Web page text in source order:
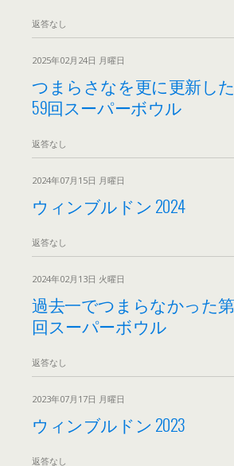
返答なし
2025年02月24日 月曜日
つまらさなを更に更新し
59回スーパーボウル
返答なし
2024年07月15日 月曜日
ウィンブルドン 2024
返答なし
2024年02月13日 火曜日
過去一でつまらなかった
回スーパーボウル
返答なし
2023年07月17日 月曜日
ウィンブルドン 2023
返答なし